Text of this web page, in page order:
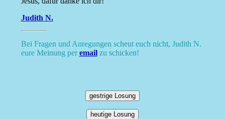
Judith N.
Bei Fragen und Anregungen scheut euch nicht, Judith N.
eure Meinung peremailzu schicken!
gestrige Losung
heutige Losung